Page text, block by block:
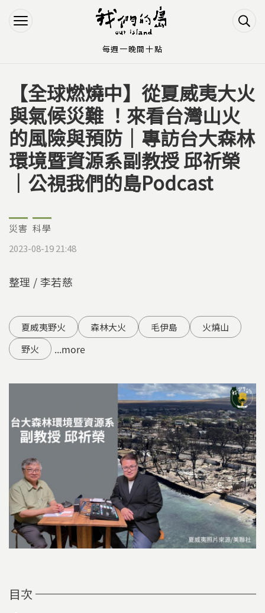
Jump to Navigation
Jump to Main content
您在這裡
【全球燃燒中】從夏威夷大火
與氣候災難 ！來看台灣山火
的風險與預防｜專訪台大森林
環境暨資源系副教授 邱祈榮
｜公視我們的島Podcast
災害 科學
2023-08-19 21:48
整理 / 李若慈
夏威夷野火 森林大火 毛伊島
火燒山
野火
...more
目次
每週一晚間十點